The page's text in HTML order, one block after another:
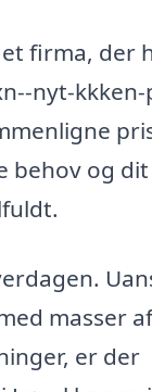
firma, der
nyt-kkken-
behov og dit
masser af
er der